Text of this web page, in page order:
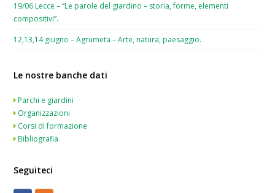
19/06 Lecce – “Le parole del giardino – storia, forme, elementi
compositivi”.
12,13,14 giugno – Agrumeta – Arte, natura, paesaggio.
Le nostre banche dati
Parchi e giardini
Organizzazioni
Corsi di formazione
Bibliografia
Seguiteci